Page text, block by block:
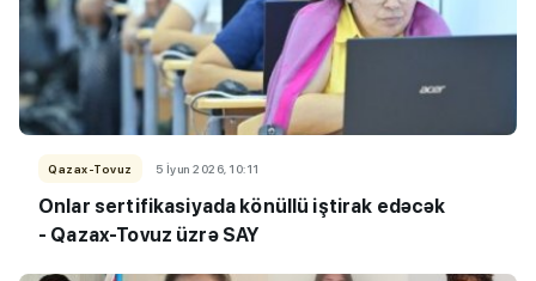
Qazax-Tovuz 5 İyun 2026, 10:11
Onlar sertifikasiyada könüllü iştirak edəcək
- Qazax-Tovuz üzrə SAY